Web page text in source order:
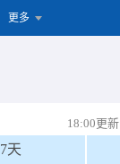
更多
18:00更新
7天